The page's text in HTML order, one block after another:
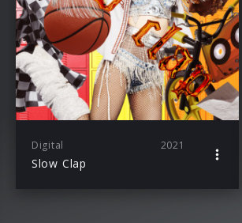
Digital 2021
Slow Clap